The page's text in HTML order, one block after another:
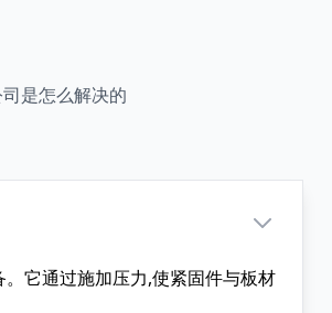
是怎么解决的
它通过施加压力,使紧固件与板材